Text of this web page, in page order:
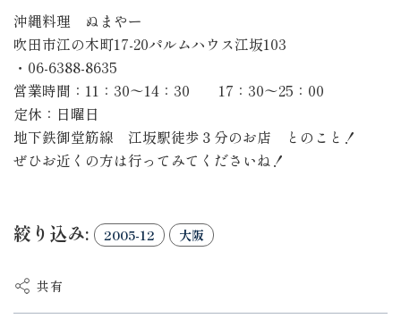
沖縄料理 ぬまやー
吹田市江の木町17-20パルムハウス江坂103
・06-6388-8635
営業時間：11：30〜14：30 17：30〜25：00
定休：日曜日
地下鉄御堂筋線 江坂駅徒歩３分のお店 とのこと！
ぜひお近くの方は行ってみてくださいね！
絞り込み: 2005-12 大阪
共有